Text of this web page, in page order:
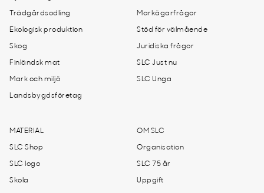
Trädgårdsodling
Ekologisk produktion
Skog
Finländsk mat
Mark och miljö
Landsbygdsföretag
Markägarfrågor
Stöd för välmående
Juridiska frågor
SLC Just nu
SLC Unga
MATERIAL
SLC Shop
SLC logo
Skola
OM SLC
Organisation
SLC 75 år
Uppgift